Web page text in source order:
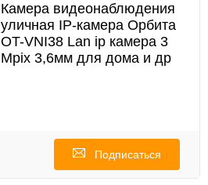
Камера видеонаблюдения
уличная IP-камера Орбита
OT-VNI38 Lan ip камера 3
Mpix 3,6мм для дома и др
Подписаться